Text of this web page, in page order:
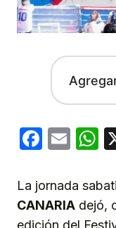
La jornada
CANARIA dejó,